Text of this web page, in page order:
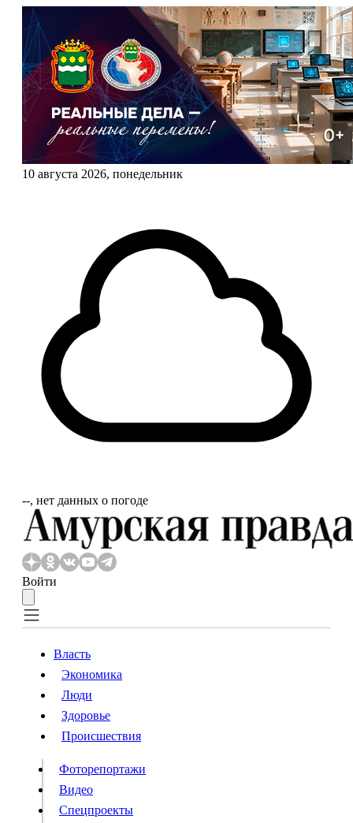
10 августа 2026, понедельник
‐‐, нет данных о погоде
Войти
Власть
Происшествия
Видео
Конкурсы
Власть
Экономика
Люди
Здоровье
Происшествия
Фоторепортажи
Видео
Спецпроекты